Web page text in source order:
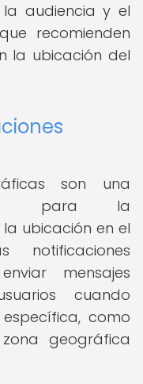
audiencia y el
recomienden
la ubicación del
son una
para la
ubicación en el
notificaciones
mensajes
cuando
como
geográfica